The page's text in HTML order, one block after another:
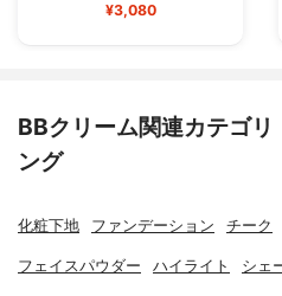
¥3,080
BBクリーム関連カテゴ
ング
化粧下地 ファンデーション チーク
フェイスパウダー ハイライト シェ